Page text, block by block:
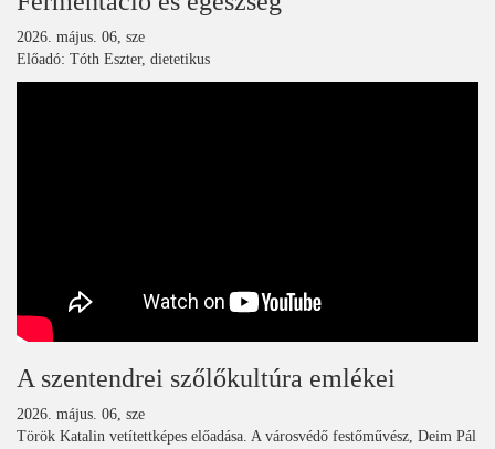
2026. május. 06, sze
Előadó: Tóth Eszter, dietetikus
A szentendrei szőlőkultúra emlékei
2026. május. 06, sze
Török Katalin vetítettképes előadása. A városvédő festőművész, Deim Pál